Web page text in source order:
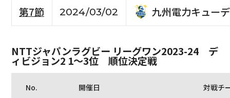
第7節
2024/03/02 九州電力キュー
NTTジャパンラグビー リーグワン2023-24 デ
ィビジョン2 1〜3位 順位決定戦
No. 開催日 対戦チ